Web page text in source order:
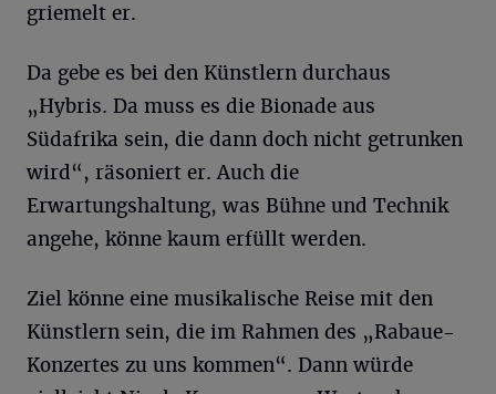
griemelt er.
Da gebe es bei den Künstlern durchaus
„Hybris. Da muss es die Bionade aus
Südafrika sein, die dann doch nicht getrunken
wird“, räsoniert er. Auch die
Erwartungshaltung, was Bühne und Technik
angehe, könne kaum erfüllt werden.
Ziel könne eine musikalische Reise mit den
Künstlern sein, die im Rahmen des „Rabaue-
Konzertes zu uns kommen“. Dann würde